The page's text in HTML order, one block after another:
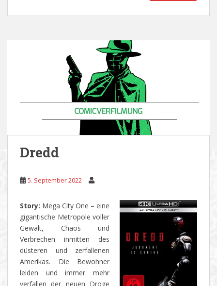
Dredd
5. September 2022
Story: Mega City One – eine
gigantische Metropole voller
Gewalt, Chaos und
Verbrechen inmitten des
düsteren und zerfallenen
Amerikas. Die Bewohner
leiden und immer mehr
verfallen der neuen Droge